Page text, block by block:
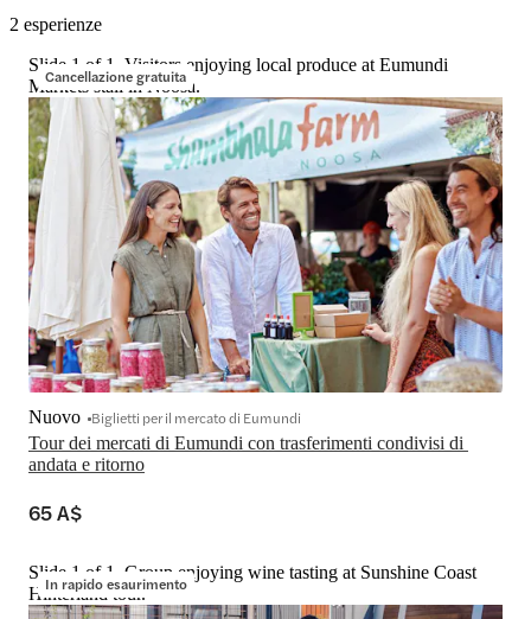
2 esperienze
Cancellazione gratuita
Slide 1 of 1, Visitors enjoying local produce at Eumundi
Markets stall in Noosa.
Tour dei mercati di Eumundi con trasferimenti condivisi di
andata e ritorno
Nuovo Biglietti per il mercato di Eumundi
65 A$
In rapido esaurimento
Slide 1 of 1, Group enjoying wine tasting at Sunshine Coast
Hinterland tour.